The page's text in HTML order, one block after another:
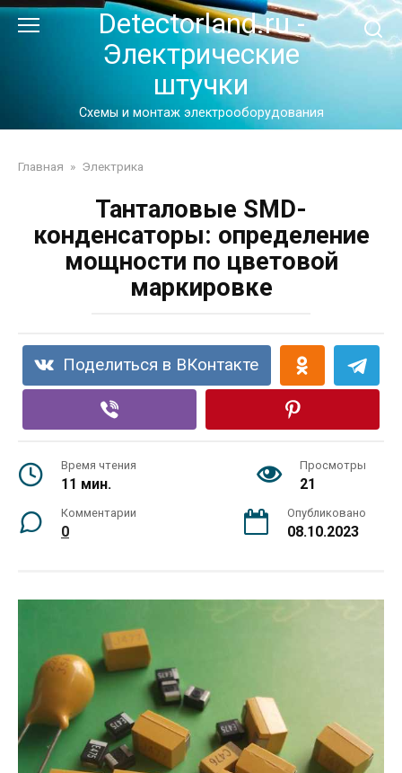
Перейти
Detectorland.ru -
Электрические
штучки
Схемы и монтаж электрооборудования
Главная » Электрика
Танталовые SMD-
конденсаторы: определение
мощности по цветовой
маркировке
Поделиться в ВКонтакте
Время чтения
11 мин.
Просмотры
21
Комментарии
0
Опубликовано
08.10.2023